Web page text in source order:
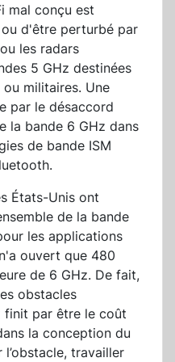
mal conçu est
d'être perturbé par
les radars
5 GHz destinées
militaires. Une
par le désaccord
la bande 6 GHz dans
de bande ISM
États-Unis ont
de la bande
les applications
ouvert que 480
de 6 GHz. De fait,
obstacles
finit par être le coût
la conception du
travailler